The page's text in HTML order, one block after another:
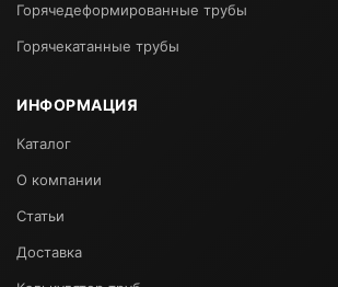
Горячедеформированные трубы
Горячекатанные трубы
ИНФОРМАЦИЯ
Каталог
О компании
Статьи
Доставка